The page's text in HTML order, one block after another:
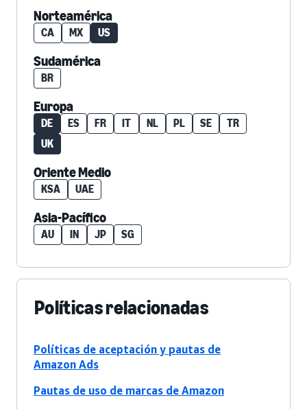
Norteamérica
CA MX US
Sudamérica
BR
Europa
DE ES FR IT NL PL SE
TR
UK
Oriente Medio
KSA UAE
Asia-Pacífico
AU IN JP SG
Políticas relacionadas
Políticas de aceptación y pautas de
Amazon Ads
Pautas de uso de marcas de Amazon